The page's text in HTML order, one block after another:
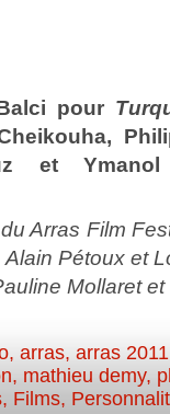
pour
et
Arras Film
Pétoux et
Mollaret
,arras,arras 2011
, mathieu demy,
, Films,